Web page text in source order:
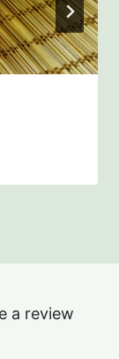
a review